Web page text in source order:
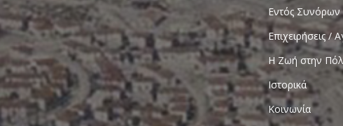
Εντός Συνόρων
Επιχειρήσεις /
Η Ζωή στην
Ιστορικά
Κοινωνία